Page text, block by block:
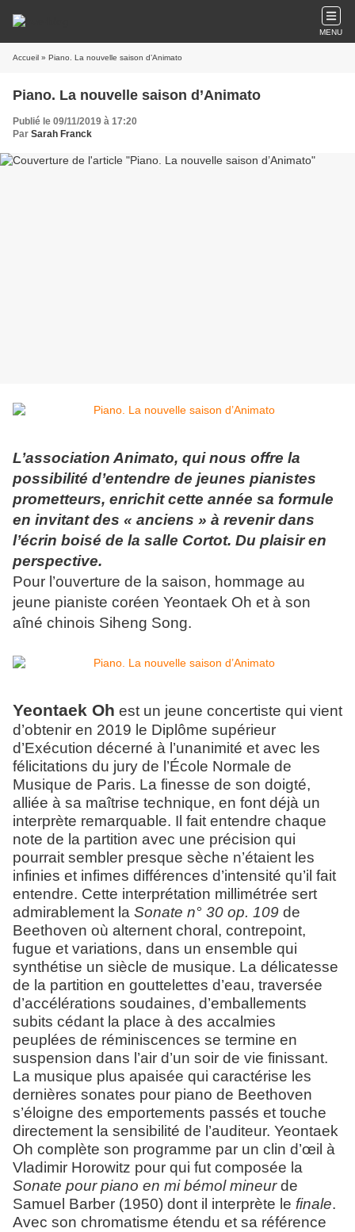
MENU
Accueil » Piano. La nouvelle saison d’Animato
Piano. La nouvelle saison d’Animato
Publié le 09/11/2019 à 17:20
Par Sarah Franck
L’association Animato, qui nous offre la
possibilité d’entendre de jeunes pianistes
prometteurs, enrichit cette année sa formule
en invitant des « anciens » à revenir dans
l’écrin boisé de la salle Cortot. Du plaisir en
perspective.
Pour l’ouverture de la saison, hommage au
jeune pianiste coréen Yeontaek Oh et à son
aîné chinois Siheng Song.
Yeontaek Oh est un jeune concertiste qui vient
d’obtenir en 2019 le Diplôme supérieur
d’Exécution décerné à l’unanimité et avec les
félicitations du jury de l’École Normale de
Musique de Paris. La finesse de son doigté,
alliée à sa maîtrise technique, en font déjà un
interprète remarquable. Il fait entendre chaque
note de la partition avec une précision qui
pourrait sembler presque sèche n’étaient les
infinies et infimes différences d’intensité qu’il fait
entendre. Cette interprétation millimétrée sert
admirablement la Sonate n° 30 op. 109 de
Beethoven où alternent choral, contrepoint,
fugue et variations, dans un ensemble qui
synthétise un siècle de musique. La délicatesse
de la partition en gouttelettes d’eau, traversée
d’accélérations soudaines, d’emballements
subits cédant la place à des accalmies
peuplées de réminiscences se termine en
suspension dans l’air d’un soir de vie finissant.
La musique plus apaisée qui caractérise les
dernières sonates pour piano de Beethoven
s’éloigne des emportements passés et touche
directement la sensibilité de l’auditeur. Yeontaek
Oh complète son programme par un clin d’œil à
Vladimir Horowitz pour qui fut composée la
Sonate pour piano en mi bémol mineurde
Samuel Barber (1950) dont il interprète le finale.
Avec son chromatisme étendu et sa référence